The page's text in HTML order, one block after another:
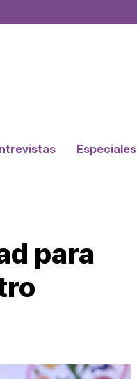
Especiales
para